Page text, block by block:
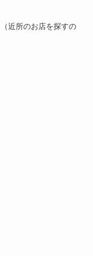
（近所のお店を探すの